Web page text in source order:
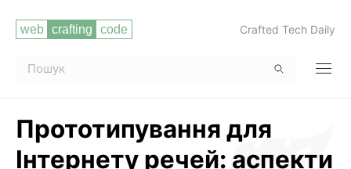
Crafted Tech Daily
Прототипування для
Інтернету речей: аспекти